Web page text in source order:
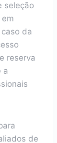
seleção
da
reserva
a
de